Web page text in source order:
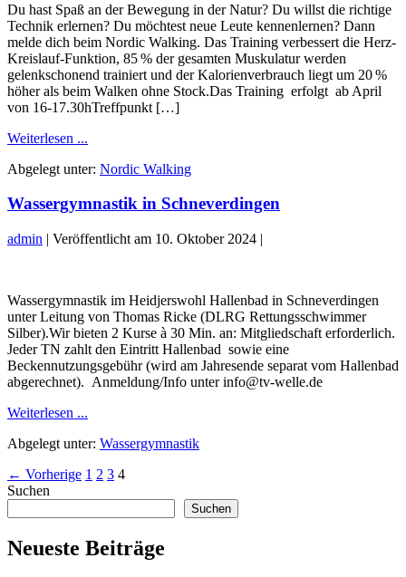
im
Frühling
in
Handeloh
Du hast Spaß an der Bewegung in der Natur? Du willst die richtige
Technik erlernen? Du möchtest neue Leute kennenlernen? Dann
melde dich beim Nordic Walking. Das Training verbessert die Herz-
Kreislauf-Funktion, 85 % der gesamten Muskulatur werden
gelenkschonend trainiert und der Kalorienverbrauch liegt um 20 %
höher als beim Walken ohne Stock.Das Training erfolgt ab April
von 16-17.30hTreffpunkt […]
Weiterlesen ...
im
in
Abgelegt unter: Nordic Walking
Wassergymnastik in Schneverdingen
admin | Veröffentlicht am 10. Oktober 2024 |
Schneverdingen
Wassergymnastik im Heidjerswohl Hallenbad in Schneverdingen
unter Leitung von Thomas Ricke (DLRG Rettungsschwimmer
Silber).Wir bieten 2 Kurse à 30 Min. an: Mitgliedschaft erforderlich.
Jeder TN zahlt den Eintritt Hallenbad sowie eine
Beckennutzungsgebühr (wird am Jahresende separat vom Hallenbad
abgerechnet). Anmeldung/Info unter info@tv-welle.de
Weiterlesen ...
Schneverdingen
Abgelegt unter: Wassergymnastik
Seitennummerierung
der
← Vorherige 1 2 3 4
Suchen
Suchen
Neueste Beiträge